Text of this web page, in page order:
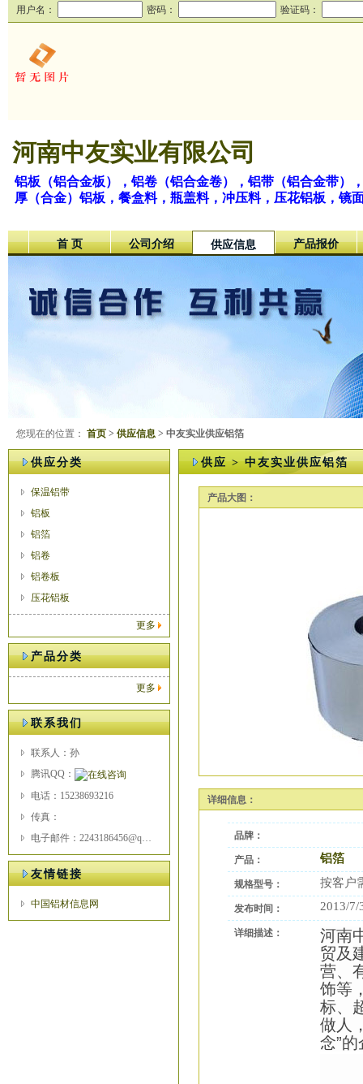
用户名： 密码： 验证码：
河南中友实业有限公司
铝板（铝合金板），铝卷（铝合金卷），铝带（铝合金带）
厚（合金）铝板，餐盒料，瓶盖料，冲压料，压花铝板，镜
首 页 公司介绍 供应信息 产品报价
您现在的位置： 首页 > 供应信息 > 中友实业供应铝箔
供应分类
保温铝带
铝板
铝箔
铝卷
铝卷板
压花铝板
更多
产品分类
更多
联系我们
联系人：孙
腾讯QQ：
电话：15238693216
传真：
电子邮件：2243186456@qq.com
友情链接
中国铝材信息网
供应 > 中友实业供应铝箔
产品大图：
详细信息：
品牌：
产品： 铝箔
规格型号： 按客户
发布时间： 2013/7/
详细描述：
河南
贸及
营、
饰等
标、
做人
念”